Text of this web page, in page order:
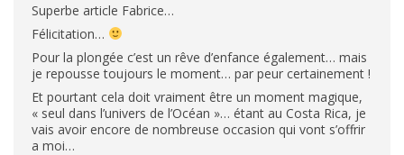
Superbe article Fabrice…
Félicitation…
Pour la plongée c’est un rêve d’enfance également… mais
je repousse toujours le moment… par peur certainement !
Et pourtant cela doit vraiment être un moment magique,
« seul dans l’univers de l’Océan »… étant au Costa Rica, je
vais avoir encore de nombreuse occasion qui vont s’offrir
a moi…